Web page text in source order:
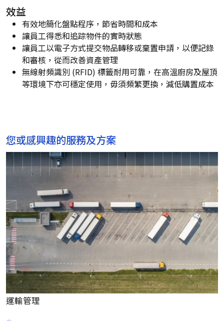
效益
有效地簡化盤點程序，節省時間和成本
讓員工得悉和追踪物件的實時狀態
讓員工以電子方式提交物品轉移或棄置申請，以便記錄
和審核，從而改善資產管理
無線射頻識別 (RFID) 標籤耐用可靠，在高溫廚房及屋頂
等環境下亦可穩定使用，毋須頻繁更換，減低購置成本
您或感興趣的服務及方案
運輸管理